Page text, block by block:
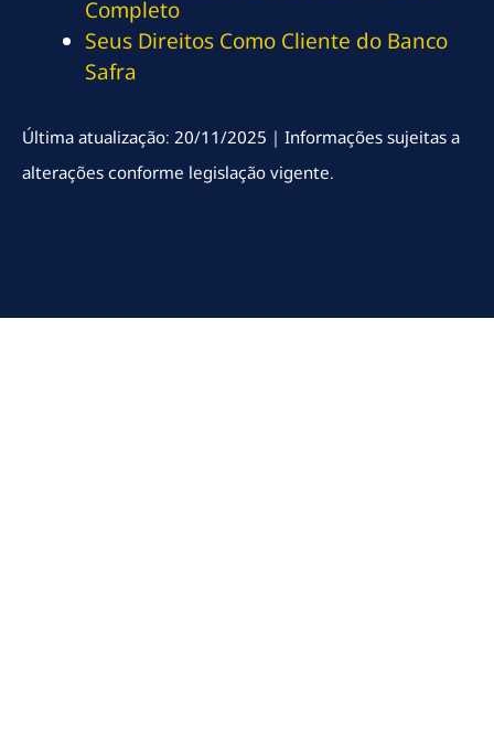
Completo
Seus Direitos Como Cliente do Banco
Safra
Última atualização: 20/11/2025 | Informações sujeitas a
alterações conforme legislação vigente.